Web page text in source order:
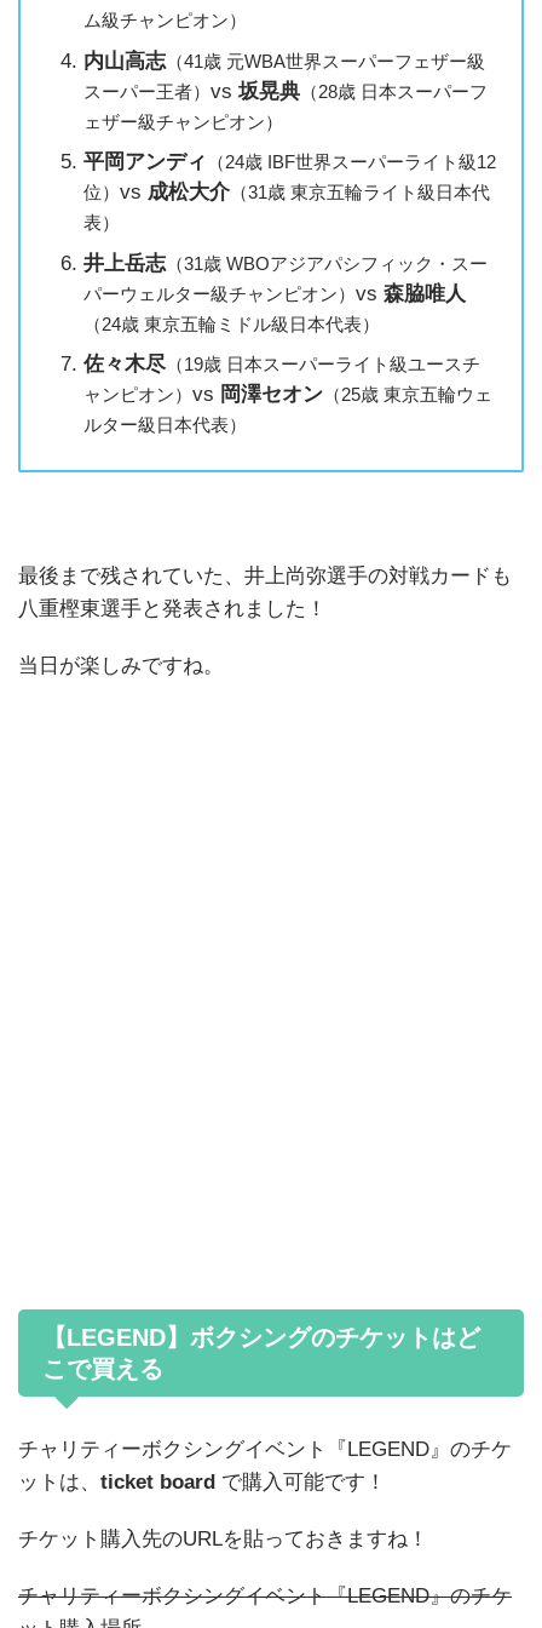
ム級チャンピオン）
内山高志 （41歳 元WBA世界スーパーフェザー級
スーパー王者） vs 坂晃典 （28歳 日本スーパーフ
ェザー級チャンピオン）
平岡アンディ
（24歳 IBF世界スーパーライト級12
位） vs 成松大介（31歳 東京五輪ライト級日本代
表）
井上岳志 （31歳 WBOアジアパシフィック・スー
パーウェルター級チャンピオン） vs 森脇唯人
（24歳 東京五輪ミドル級日本代表）
佐々木尽（19歳 日本スーパーライト級ユースチ
ャンピオン） vs 岡澤セオン （25歳 東京五輪ウェ
ルター級日本代表）
最後まで残されていた、井上尚弥選手の対戦カードも
八重樫東選手と発表されました！
当日が楽しみですね。
【LEGEND】ボクシングのチケットはど
こで買える
チャリティーボクシングイベント『LEGEND』のチケ
ットは、 ticket board で購入可能です！
チケット購入先のURLを貼っておきますね！
チャリティーボクシングイベント『LEGEND』のチケ